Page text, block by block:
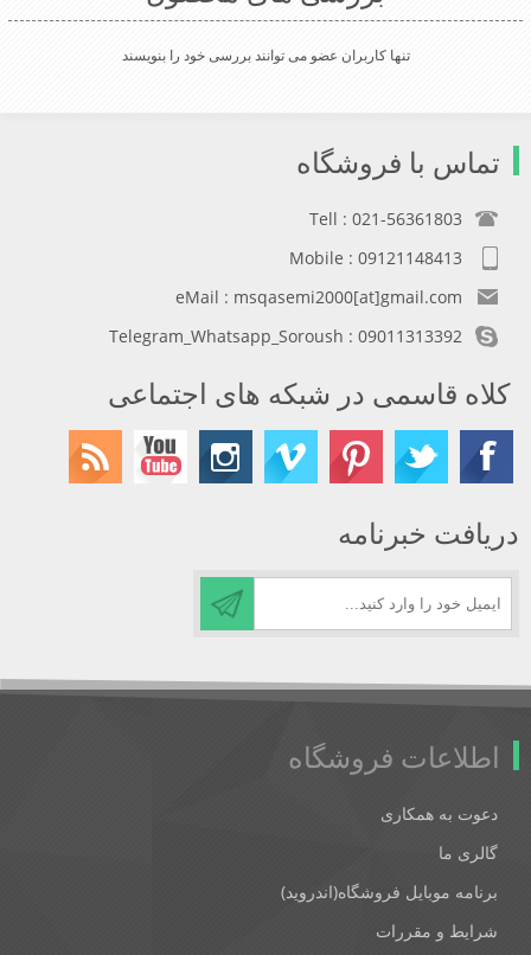
تنها کاربران عضو می توانند بررسی خود را بنویسند
تماس با فروشگاه
Tell : 021-56361803
Mobile : 09121148413
eMail : msqasemi2000[at]gmail.com
Telegram_Whatsapp_Soroush : 09011313392
کلاه قاسمی در شبکه های اجتماعی
دریافت خبرنامه
اطلاعات فروشگاه
دعوت به همکاری
گالری ما
برنامه موبایل فروشگاه(اندروید)
شرایط و مقررات